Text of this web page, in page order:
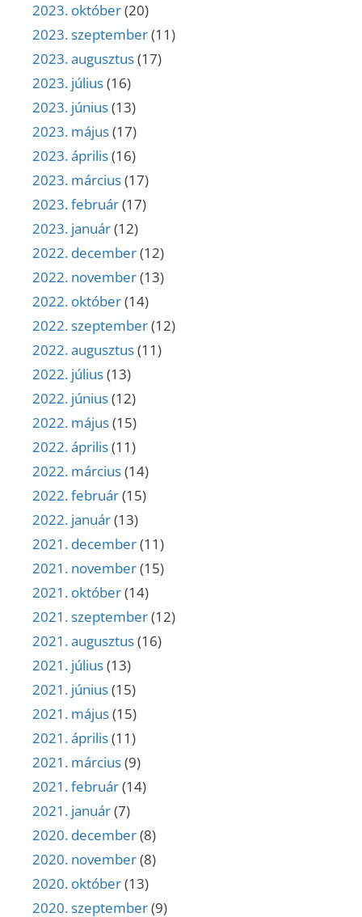
2023. október(20)
2023. szeptember(11)
2023. augusztus(17)
2023. július(16)
2023. június(13)
2023. május(17)
2023. április(16)
2023. március(17)
2023. február(17)
2023. január(12)
2022. december(12)
2022. november(13)
2022. október(14)
2022. szeptember(12)
2022. augusztus(11)
2022. július(13)
2022. június(12)
2022. május(15)
2022. április(11)
2022. március(14)
2022. február(15)
2022. január(13)
2021. december(11)
2021. november(15)
2021. október(14)
2021. szeptember(12)
2021. augusztus(16)
2021. július(13)
2021. június(15)
2021. május(15)
2021. április(11)
2021. március(9)
2021. február(14)
2021. január(7)
2020. december(8)
2020. november(8)
2020. október(13)
2020. szeptember(9)